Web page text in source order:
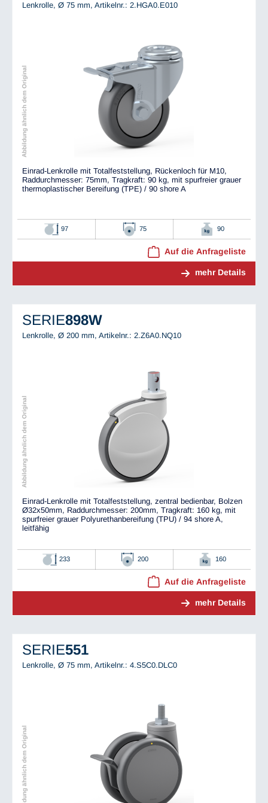
Lenkrolle, Ø 75 mm, Artikelnr.: 2.HGA0.E010
Abbildung ähnlich dem Original
Einrad-Lenkrolle mit Totalfeststellung, Rückenloch für M10,
Raddurchmesser: 75mm, Tragkraft: 90 kg, mit spurfreier grauer
thermoplastischer Bereifung (TPE) / 90 shore A
97 75 90
Auf die Anfrageliste
mehr Details
SERIE898W
Lenkrolle, Ø 200 mm, Artikelnr.: 2.Z6A0.NQ10
Abbildung ähnlich dem Original
Einrad-Lenkrolle mit Totalfeststellung, zentral bedienbar, Bolzen
Ø32x50mm, Raddurchmesser: 200mm, Tragkraft: 160 kg, mit
spurfreier grauer Polyurethanbereifung (TPU) / 94 shore A,
leitfähig
233 200 160
Auf die Anfrageliste
mehr Details
SERIE551
Lenkrolle, Ø 75 mm, Artikelnr.: 4.S5C0.DLC0
Abbildung ähnlich dem Original